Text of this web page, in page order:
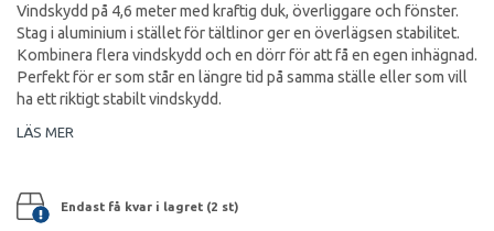
Vindskydd på 4,6 meter med kraftig duk, överliggare och fönster.
Stag i aluminium i stället för tältlinor ger en överlägsen stabilitet.
Kombinera flera vindskydd och en dörr för att få en egen inhägnad.
Perfekt för er som står en längre tid på samma ställe eller som vill
ha ett riktigt stabilt vindskydd.
LÄS MER
Endast få kvar i lagret (2 st)